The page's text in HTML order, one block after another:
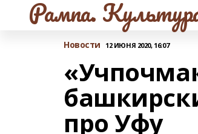
Рампа.
Новости 12 ИЮНЯ 2020, 16:07
про Уфу